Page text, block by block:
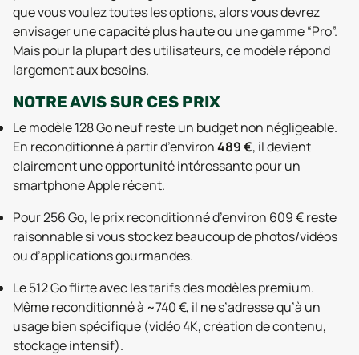
que vous voulez toutes les options, alors vous devrez
envisager une capacité plus haute ou une gamme “Pro”.
Mais pour la plupart des utilisateurs, ce modèle répond
largement aux besoins.
NOTRE AVIS SUR CES PRIX
Le modèle 128 Go neuf reste un budget non négligeable.
En reconditionné à partir d’environ489 €, il devient
clairement une opportunité intéressante pour un
smartphone Apple récent.
Pour 256 Go, le prix reconditionné d’environ 609 € reste
raisonnable si vous stockez beaucoup de photos/vidéos
ou d’applications gourmandes.
Le 512 Go flirte avec les tarifs des modèles premium.
Même reconditionné à ~740 €, il ne s’adresse qu’à un
usage bien spécifique (vidéo 4K, création de contenu,
stockage intensif).